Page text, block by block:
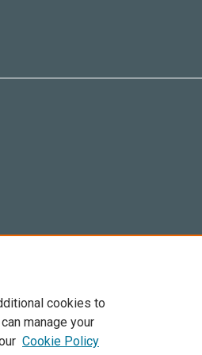
Tutti i diritti sono riservati. Inclusi diritti
cookies to
manage your
Cookie Policy